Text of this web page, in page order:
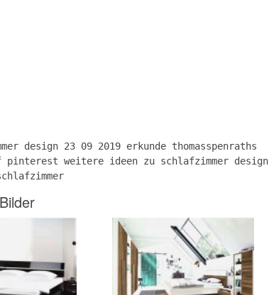
design 23 09 2019 erkunde thomasspenraths
pinterest weitere ideen zu schlafzimmer design